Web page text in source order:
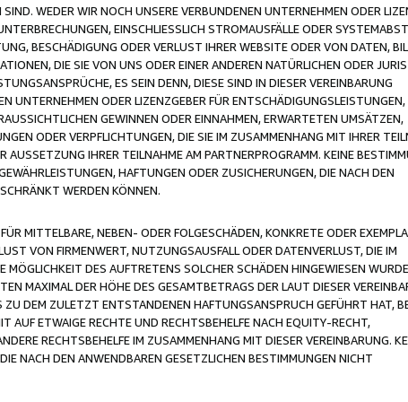
WEDER WIR NOCH UNSERE VERBUNDENEN UNTERNEHMEN ODER
EINSCHLIESSLICH STROMAUSFÄLLE ODER
BESCHÄDIGUNG ODER VERLUST IHRER WEBSITE ODER VON DATEN,
DIE SIE VON UNS ODER EINER ANDEREN NATÜRLICHEN ODER
ES SEIN DENN, DIESE SIND IN DIESER VEREINBARUNG
UNTERNEHMEN ODER LIZENZGEBER FÜR ENTSCHÄDIGUNGSLEISTUNGEN,
GEWINNEN ODER EINNAHMEN, ERWARTETEN UMSÄTZEN,
ODER VERPFLICHTUNGEN, DIE SIE IM ZUSAMMENHANG MIT IHRER
IHRER TEILNAHME AM PARTNERPROGRAMM. KEINE
HAFTUNGEN ODER ZUSICHERUNGEN, DIE NACH DEN
WERDEN KÖNNEN.
MITTELBARE, NEBEN- ODER FOLGESCHÄDEN, KONKRETE ODER
VON FIRMENWERT, NUTZUNGSAUSFALL ODER DATENVERLUST, DIE IM
DES AUFTRETENS SOLCHER SCHÄDEN HINGEWIESEN
MAXIMAL DER HÖHE DES GESAMTBETRAGS DER LAUT DIESER
DEM ZULETZT ENTSTANDENEN HAFTUNGSANSPRUCH GEFÜHRT HAT,
AUF ETWAIGE RECHTE UND RECHTSBEHELFE NACH EQUITY-RECHT,
RECHTSBEHELFE IM ZUSAMMENHANG MIT DIESER VEREINBARUNG.
NACH DEN ANWENDBAREN GESETZLICHEN BESTIMMUNGEN NICHT